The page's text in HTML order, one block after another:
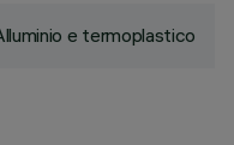
e termoplastico